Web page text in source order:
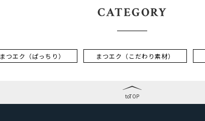
CATEGORY
まつエク（ぱっちり） まつエク（こだわり素材）
toTOP